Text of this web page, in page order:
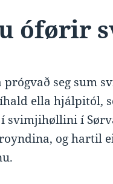
óførir
seg sum
ella hjálpitól,
svimjihøllini í
og hartil